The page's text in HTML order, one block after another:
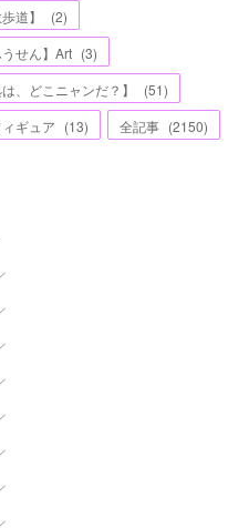
道】
(2)
うせん】Art (3)
、どこニャンだ？】
(51)
ギュア (13) 全記事 (2150)